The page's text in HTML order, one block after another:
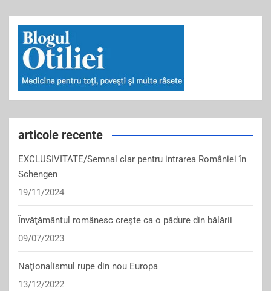
articole recente
EXCLUSIVITATE/Semnal clar pentru intrarea României în
Schengen
19/11/2024
Învăţământul românesc creşte ca o pădure din bălării
09/07/2023
Naţionalismul rupe din nou Europa
13/12/2022